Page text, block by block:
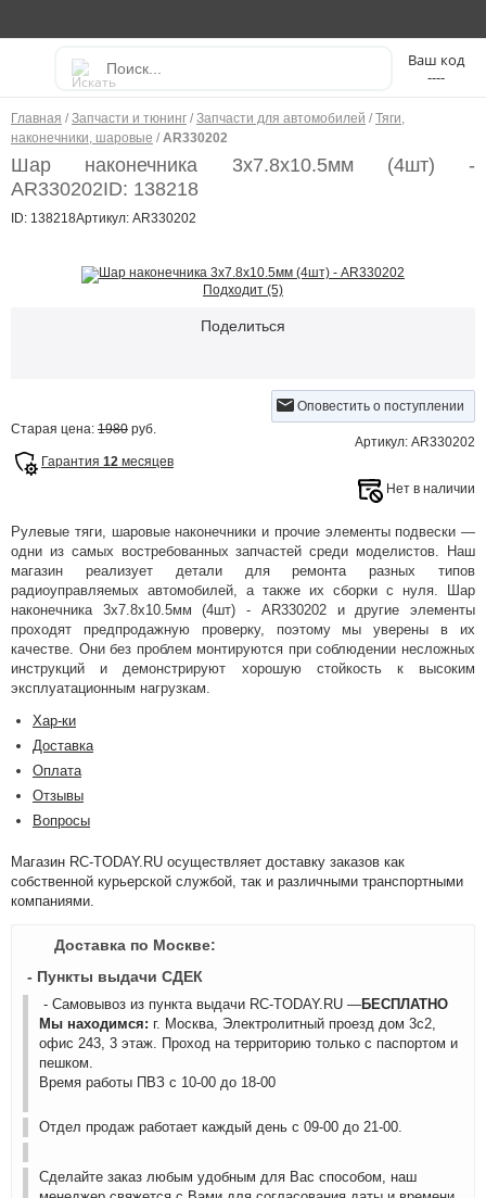
----
Главная / Запчасти и тюнинг / Запчасти для автомобилей / Тяги,
наконечники, шаровые / AR330202
Шар наконечника 3x7.8x10.5мм (4шт) -
AR330202ID: 138218
ID: 138218Артикул: AR330202
Подходит (5)
Поделиться
Оповестить о поступлении
Старая цена: 1980 руб.
Артикул: AR330202
Гарантия 12 месяцев
Нет в наличии
Рулевые тяги, шаровые наконечники и прочие элементы подвески —
одни из самых востребованных запчастей среди моделистов. Наш
магазин реализует детали для ремонта разных типов
радиоуправляемых автомобилей, а также их сборки с нуля. Шар
наконечника 3x7.8x10.5мм (4шт) - AR330202 и другие элементы
проходят предпродажную проверку, поэтому мы уверены в их
качестве. Они без проблем монтируются при соблюдении несложных
инструкций и демонстрируют хорошую стойкость к высоким
эксплуатационным нагрузкам.
Хар-ки
Доставка
Оплата
Отзывы
Вопросы
Магазин RC-TODAY.RU осуществляет доставку заказов как
собственной курьерской службой, так и различными транспортными
компаниями.
Доставка по Москве:
- Пункты выдачи СДЕК
- Самовывоз из пункта выдачи RC-TODAY.RU —БЕСПЛАТНО
Мы находимся: г. Москва, Электролитный проезд дом 3с2,
офис 243, 3 этаж. Проход на территорию только с паспортом и
пешком.
Время работы ПВЗ с 10-00 до 18-00
Отдел продаж работает каждый день с 09-00 до 21-00.
Сделайте заказ любым удобным для Вас способом, наш